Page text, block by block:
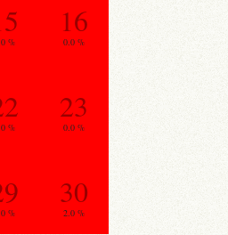
%
16
0.0 %
%
23
0.0 %
%
30
2.0 %